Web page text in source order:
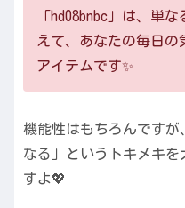
「hd08bnbc」は、単
えて、あなたの毎日の
アイテムです✨
機能性はもちろんですが
なる」というトキメキ
すよ💖